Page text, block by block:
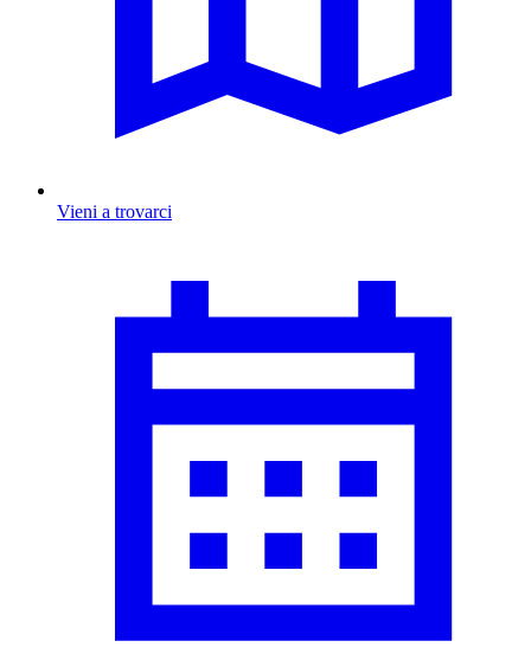
Vieni a trovarci